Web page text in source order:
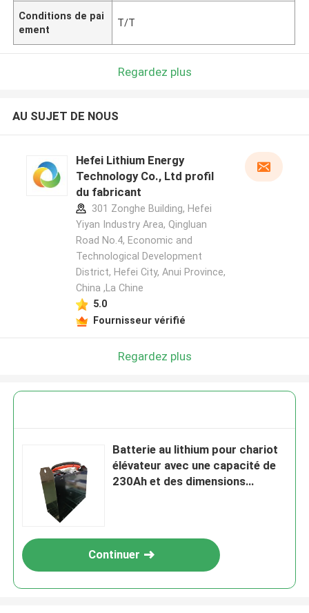
Conditions de pai
ement
T/T
Regardez plus
AU SUJET DE NOUS
Hefei Lithium Energy
Technology Co., Ltd profil
du fabricant
301 Zonghe Building, Hefei
Yiyan Industry Area, Qingluan
Road No.4, Economic and
Technological Development
District, Hefei City, Anui Province,
China ,La Chine
5.0
Fournisseur vérifié
Regardez plus
Batterie au lithium pour chariot
élévateur avec une capacité de
230Ah et des dimensions
Continuer